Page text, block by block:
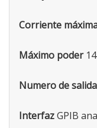
Corriente
Máximo poder
Numero de
InterfazGPIB